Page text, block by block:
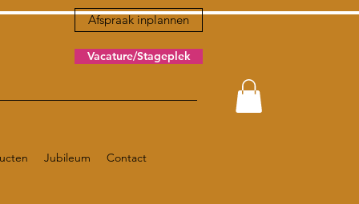
Afspraak inplannen
Vacature/Stageplek
Jubileum Contact